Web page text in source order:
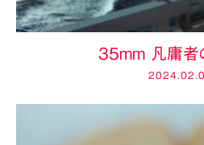
35mm 凡庸者